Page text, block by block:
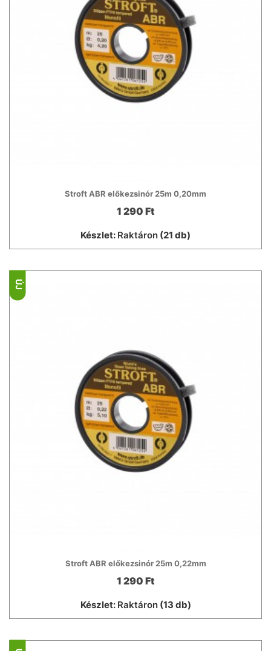
Stroft ABR előkezsinór 25m 0,20mm
1 290 Ft
Készlet: Raktáron (21 db)
Stroft ABR előkezsinór 25m 0,22mm
1 290 Ft
Készlet: Raktáron(13 db)
ÚJ